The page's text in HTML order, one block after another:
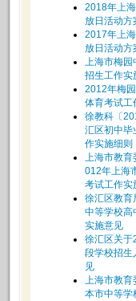
2018年上
放日活动方
2017年上
放日活动方
上海市梅园
招生工作实
2012年梅
体育考试工
徐教科〔
汇区初中毕
作实施细则
上海市教育
012年上海
考试工作实
徐汇区教育
中等学校高
实施意见
徐汇区关
段学校招生
见
上海市教
本市中等学